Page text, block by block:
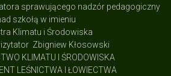
sprawującego nadzór pedagogiczny
szkołą w imieniu
Klimatu i Środowiska
Zbigniew Kłosowski
KLIMATU I ŚRODOWISKA
LEŚNICTWA I ŁOWIECTWA